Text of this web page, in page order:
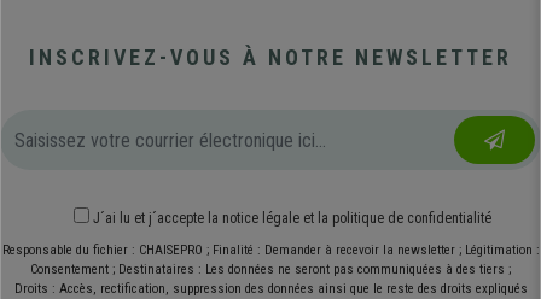
INSCRIVEZ-VOUS À NOTRE NEWSLETTER
J´ai lu et j´accepte la notice légale et la politique de confidentialité
Responsable du fichier : CHAISEPRO ; Finalité : Demander à recevoir la newsletter ; Légitimation :
Consentement ; Destinataires : Les données ne seront pas communiquées à des tiers ;
Droits : Accès, rectification, suppression des données ainsi que le reste des droits expliqués